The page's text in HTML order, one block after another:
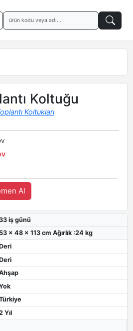
Koltuğu
Koltukları
Al
iş günü
53 x 48 x 113 cm Ağırlık :24 kg
Yıl